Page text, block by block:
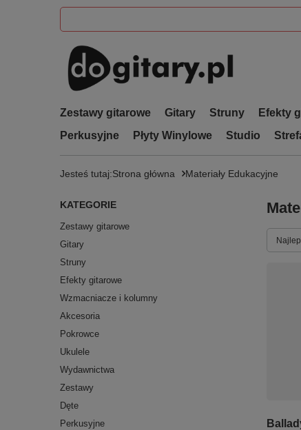
Zestawy gitarowe Gitary Struny Efekty
Perkusyjne
Płyty Winylowe Studio
Jesteś tutaj:Strona główna Materiały Edukacyjne
KATEGORIE
Zestawy gitarowe
Gitary
Struny
Efekty gitarowe
Wzmacniacze i kolumny
Akcesoria
Pokrowce
Ukulele
Wydawnictwa
Zestawy
Dęte
Perkusyjne